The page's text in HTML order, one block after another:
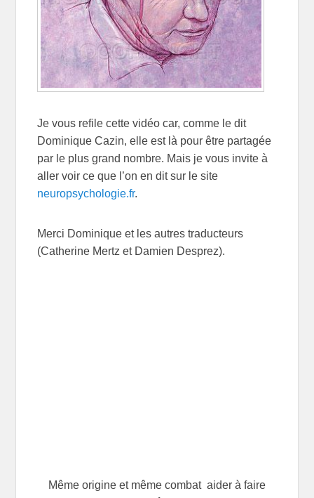
Je vous refile cette vidéo car, comme le dit
Dominique Cazin, elle est là pour être partagée
par le plus grand nombre. Mais je vous invite à
aller voir ce que l’on en dit sur le site
neuropsychologie.fr.
Merci Dominique et les autres traducteurs
(Catherine Mertz et Damien Desprez).
Même origine et même combat aider à faire